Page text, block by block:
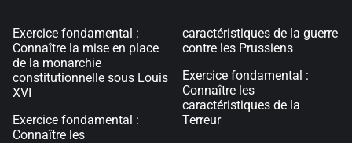
Exercice fondamental :
Connaître la mise en place
de la monarchie
constitutionnelle sous Louis
XVI
Exercice fondamental :
Connaître les
caractéristiques de la guerre
contre les Prussiens
Exercice fondamental :
Connaître les
caractéristiques de la
Terreur